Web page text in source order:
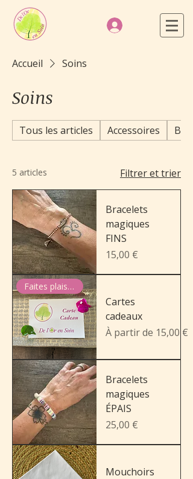
Accueil Soins
Soins
Tous les articles Accessoires
5 articles Filtrer et trier
Bracelets
magiques
FINS
Prix
15,00 €
Faites plaisir !
Cartes
cadeaux
À partir de 15,00 €
Prix promotionnel
Bracelets
magiques
ÉPAIS
Prix
25,00 €
Mouchoirs